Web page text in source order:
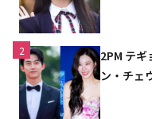
2
2PM テ
ン・チェ